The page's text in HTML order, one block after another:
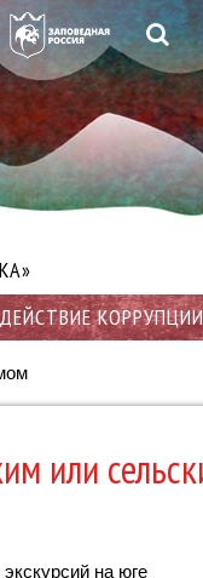
КОРРУПЦИИ
или
на юге